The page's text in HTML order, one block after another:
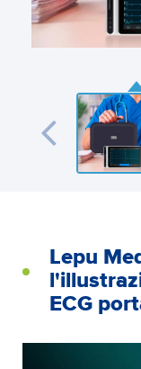
Lepu
ECG